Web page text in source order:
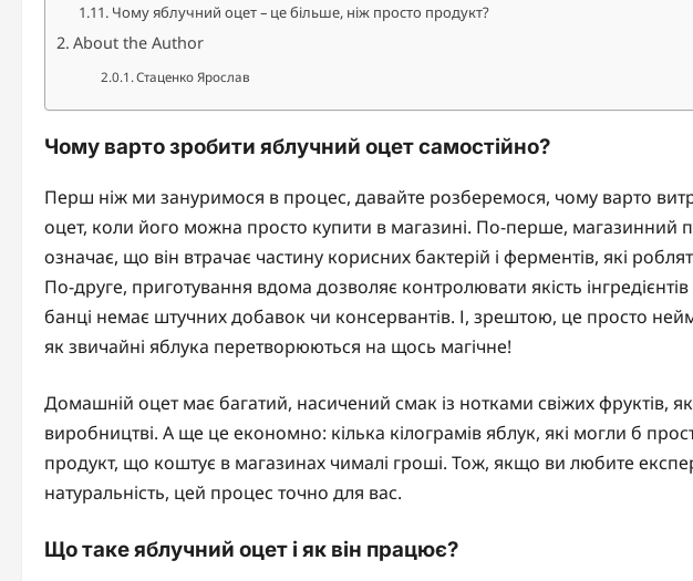
Чому яблучний оцет – це більше, ніж просто продукт?
About the Author
Стаценко Ярослав
Чому варто зробити яблучний оцет самостійно?
Перш ніж ми зануримося в процес, давайте розберемося, чому варто
оцет, коли його можна просто купити в магазині. По-перше, магазинний
означає, що він втрачає частину корисних бактерій і ферментів, які
По-друге, приготування вдома дозволяє контролювати якість
банці немає штучних добавок чи консервантів. І, зрештою, це просто
як звичайні яблука перетворюються на щось магічне!
Домашній оцет має багатий, насичений смак із нотками свіжих фруктів,
виробництві. А ще це економно: кілька кілограмів яблук, які могли б
продукт, що коштує в магазинах чималі гроші. Тож, якщо ви любите
натуральність, цей процес точно для вас.
Що таке яблучний оцет і як він працює?